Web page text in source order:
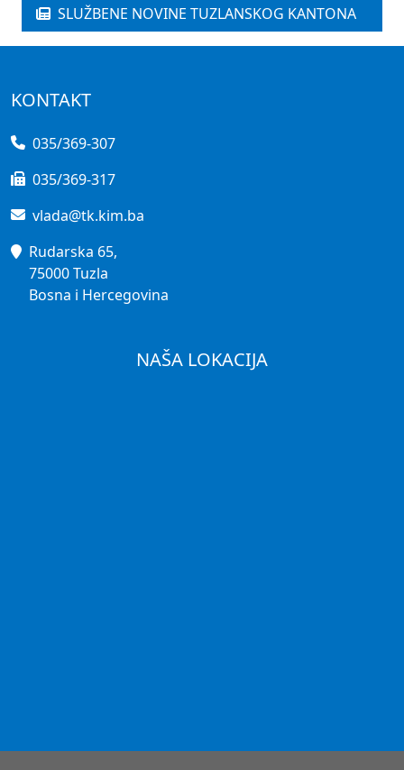
SLUŽBENE NOVINE TUZLANSKOG KANTONA
KONTAKT
035/369-307
035/369-317
vlada@tk.kim.ba
Rudarska 65,
75000 Tuzla
Bosna i Hercegovina
NAŠA LOKACIJA